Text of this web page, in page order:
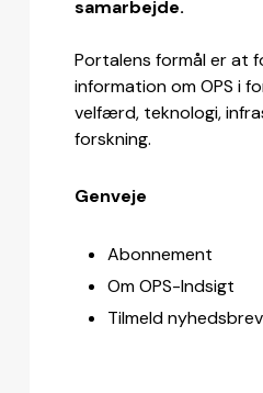
samarbejde.
Portalens formål er at
information om OPS i
velfærd, teknologi,
forskning.
Genveje
Abonnement
Om OPS-Indsigt
Tilmeld nyhedsbrev